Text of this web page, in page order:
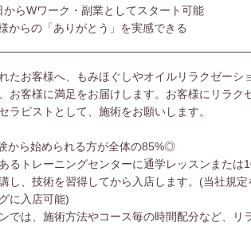
らWワーク・副業としてスタート可能
からの「ありがとう」を実感できる
たお客様へ、もみほぐしやオイルリラクゼーシ
お客様に満足をお届けします。お客様にリラク
ラピストとして、施術をお願いします。
から始められる方が全体の85%◎
るトレーニングセンターに通学レッスンまたは
し、技術を習得してから入店します。(当社規
に入店可能)
では、施術方法やコース毎の時間配分など、リ